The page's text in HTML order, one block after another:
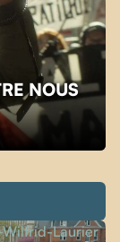
NOUS
Wilfrid-Laurier